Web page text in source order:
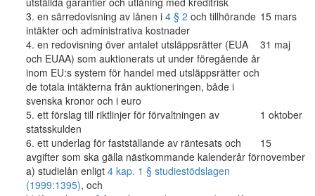
3. en särredovisning av lånen i 4 § 2 och tillhörande
intäkter och administrativa kostnader
15 mars
4. en redovisning över antalet utsläppsrätter (EUA
och EUAA) som auktionerats ut under föregående år
inom EU:s system för handel med utsläppsrätter och
de totala intäkterna från auktioneringen, både i
svenska kronor och i euro
31 maj
5. ett förslag till riktlinjer för förvaltningen av
statsskulden
1 oktober
6. ett underlag för fastställande av räntesats och
avgifter som ska gälla nästkommande kalenderår för
15
november
a) studielån enligt 4 kap. 1 § studiestödslagen
(1999:1395), och